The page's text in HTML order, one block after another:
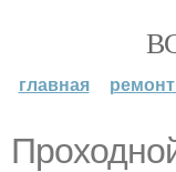
главная